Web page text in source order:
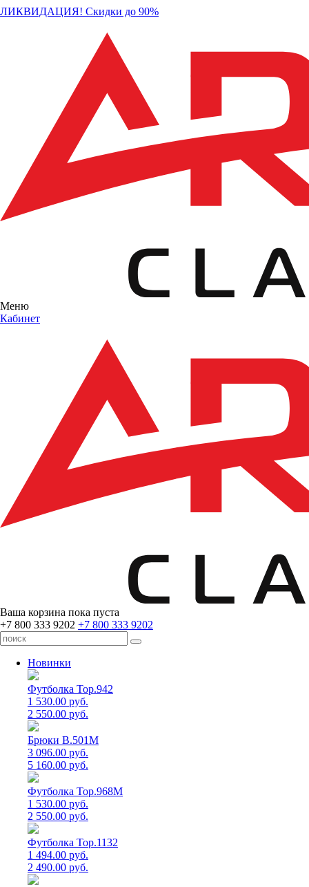
ЛИКВИДАЦИЯ! Скидки до 90%
Меню
Кабинет
Ваша корзина пока пуста
+7 800 333 9202 +7 800 333 9202
Новинки
Футболка Top.942
1 530.00 руб.
2 550.00 руб.
Брюки B.501M
3 096.00 руб.
5 160.00 руб.
Футболка Top.968M
1 530.00 руб.
2 550.00 руб.
Футболка Top.1132
1 494.00 руб.
2 490.00 руб.